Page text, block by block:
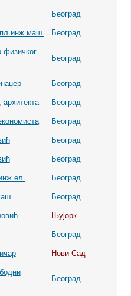
Београд
Београд
Београд
Београд
Београд
Београд
Београд
Београд
Београд
Београд
Њујорк
Београд
Нови Сад
Београд